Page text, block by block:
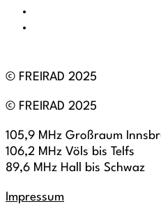
© FREIRAD 2025
© FREIRAD 2025
105,9 MHz Großraum
106,2 MHz Völs bis Telfs
89,6 MHz Hall bis Schwaz
Impressum